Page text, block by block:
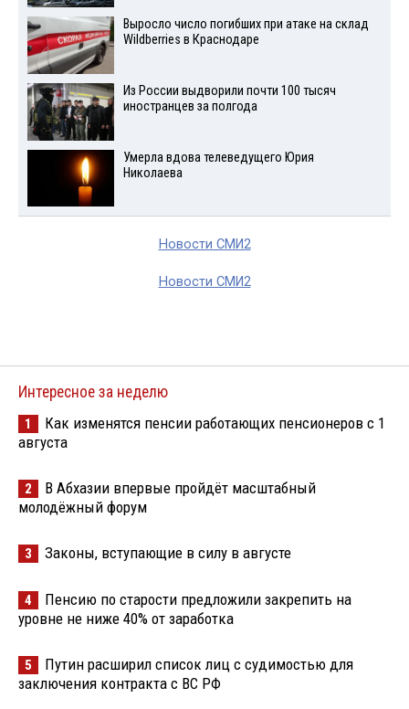
Выросло число погибших при атаке на склад
Wildberries в Краснодаре
Из России выдворили почти 100 тысяч
иностранцев за полгода
Умерла вдова телеведущего Юрия
Николаева
Новости СМИ2
Новости СМИ2
Интересное за неделю
1
Как изменятся пенсии работающих пенсионеров с 1
августа
2
В Абхазии впервые пройдёт масштабный
молодёжный форум
3 Законы, вступающие в силу в августе
4
Пенсию по старости предложили закрепить на
уровне не ниже 40% от заработка
5
Путин расширил список лиц с судимостью для
заключения контракта с ВС РФ